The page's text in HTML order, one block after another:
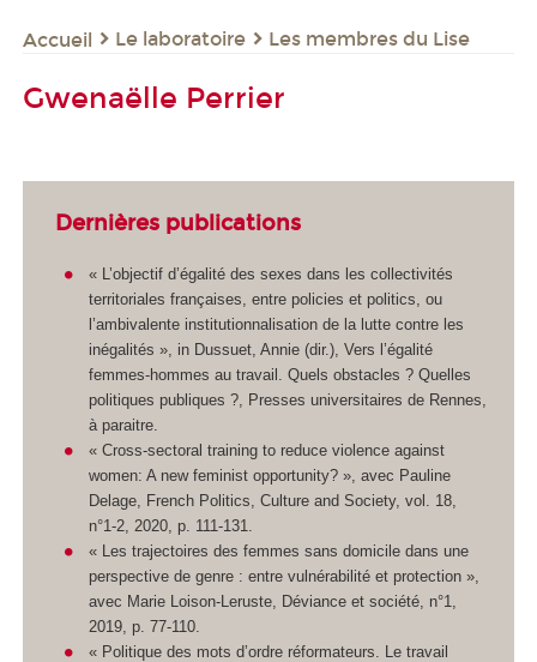
Accueil Le laboratoire Les membres du Lise
Gwenaëlle Perrier
Dernières publications
« L’objectif d’égalité des sexes dans les collectivités
territoriales françaises, entre policies et politics, ou
l’ambivalente institutionnalisation de la lutte contre les
inégalités », in Dussuet, Annie (dir.), Vers l’égalité
femmes-hommes au travail. Quels obstacles ? Quelles
politiques publiques ?, Presses universitaires de Rennes,
à paraitre.
« Cross-sectoral training to reduce violence against
women: A new feminist opportunity? », avec Pauline
Delage, French Politics, Culture and Society, vol. 18,
n°1-2, 2020, p. 111-131.
« Les trajectoires des femmes sans domicile dans une
perspective de genre : entre vulnérabilité et protection »,
avec Marie Loison-Leruste, Déviance et société, n°1,
2019, p. 77-110.
« Politique des mots d’ordre réformateurs. Le travail